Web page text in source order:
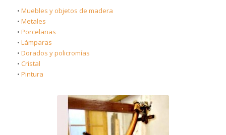
• Muebles y objetos de madera
• Metales
• Porcelanas
• Lámparas
• Dorados y policromías
• Cristal
• Pintura